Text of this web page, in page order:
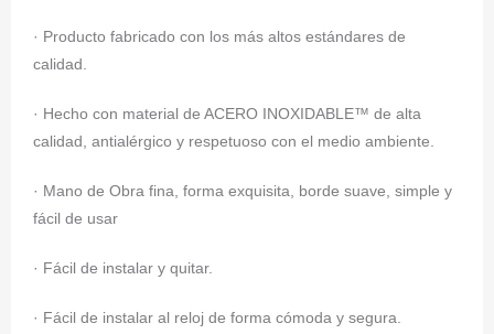
· Producto fabricado con los más altos estándares de
calidad.
· Hecho con material de ACERO INOXIDABLE™ de alta
calidad, antialérgico y respetuoso con el medio ambiente.
· Mano de Obra fina, forma exquisita, borde suave, simple y
fácil de usar
· Fácil de instalar y quitar.
· Fácil de instalar al reloj de forma cómoda y segura.